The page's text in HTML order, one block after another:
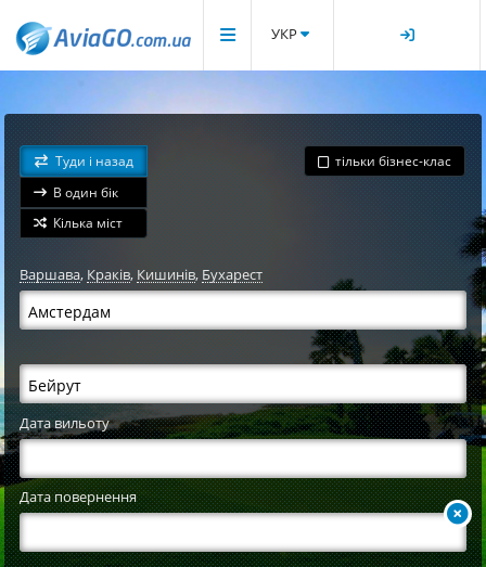
УКР
Туди і назад
В один бік
Кілька міст
тільки бізнес-клас
Варшава, Краків,Кишинів,Бухарест
Дата вильоту
Дата повернення